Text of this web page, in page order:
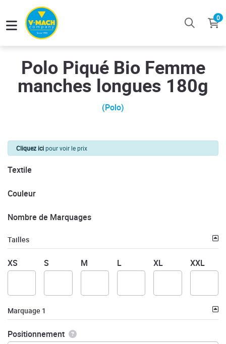
0
Polo Piqué Bio Femme
manches longues 180g
(Polo)
Cliquez icipour voir le prix
Textile
Couleur
Nombre de Marquages
Tailles
XS S M L XL XXL
Marquage 1
Positionnement